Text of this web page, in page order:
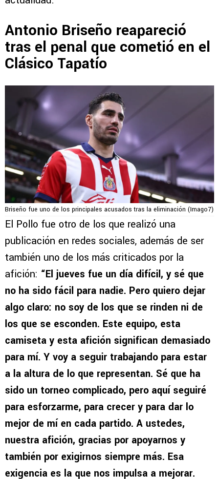
Antonio Briseño reapareció
tras el penal que cometió en el
Clásico Tapatío
Briseño fue uno de los principales acusados tras la eliminación (Imago7)
El Pollo fue otro de los que realizó una
publicación en redes sociales, además de ser
también uno de los más criticados por la
afición: “El jueves fue un día difícil, y sé que
no ha sido fácil para nadie. Pero quiero dejar
algo claro: no soy de los que se rinden ni de
los que se esconden. Este equipo, esta
camiseta y esta afición significan demasiado
para mí. Y voy a seguir trabajando para estar
a la altura de lo que representan. Sé que ha
sido un torneo complicado, pero aquí seguiré
para esforzarme, para crecer y para dar lo
mejor de mí en cada partido. A ustedes,
nuestra afición, gracias por apoyarnos y
también por exigirnos siempre más. Esa
exigencia es la que nos impulsa a mejorar.